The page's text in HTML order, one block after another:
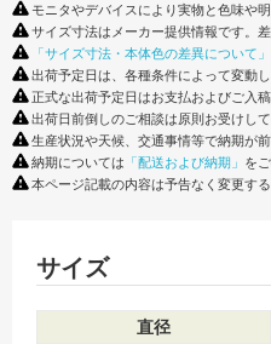
モニタやデバイスにより実物と色味や明
サイズ寸法はメーカー提供情報です。
「サイズ寸法・本体色の差異について」
出荷予定日は、各種条件によって変動し
正式な出荷予定日はお支払およびご入
出荷日前倒しのご相談は原則お受けして
生産状況や天候、交通事情等で納期が
納期については 「配送および納期」 を
本ページ記載の内容は予告なく変更する
サイズ
直径